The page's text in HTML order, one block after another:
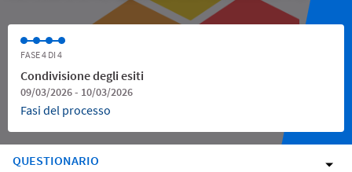
FASE 4 DI 4
Condivisione degli esiti
09/03/2026 - 10/03/2026
Fasi del processo
QUESTIONARIO